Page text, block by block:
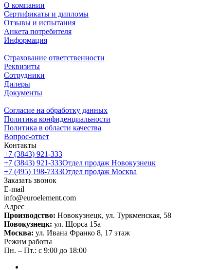
О компании
Сертификаты и дипломы
Отзывы и испытания
Анкета потребителя
Информация
Страхование ответственности
Реквизиты
Сотрудники
Дилеры
Документы
Согласие на обработку данных
Политика конфиденциальности
Политика в области качества
Вопрос-ответ
Контакты
+7 (3843) 921-333
+7 (3843) 921-333Отдел продаж Новокузнецк
+7 (495) 198-7333Отдел продаж Москва
Заказать звонок
E-mail
info@euroelement.com
Адрес
Производство: Новокузнецк, ул. Туркменская, 58
Новокузнецк: ул. Щорса 15а
Москва: ул. Ивана Франко 8, 17 этаж
Режим работы
Пн. – Пт.: с 9:00 до 18:00